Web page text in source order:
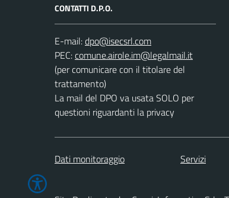
CONTATTI D.P.O.
E-mail:
PEC:
(per comunicare con il titolare del
trattamento)
La mail del DPO va usata SOLO per
questioni riguardanti la privacy
Dati monitoraggio Servizi